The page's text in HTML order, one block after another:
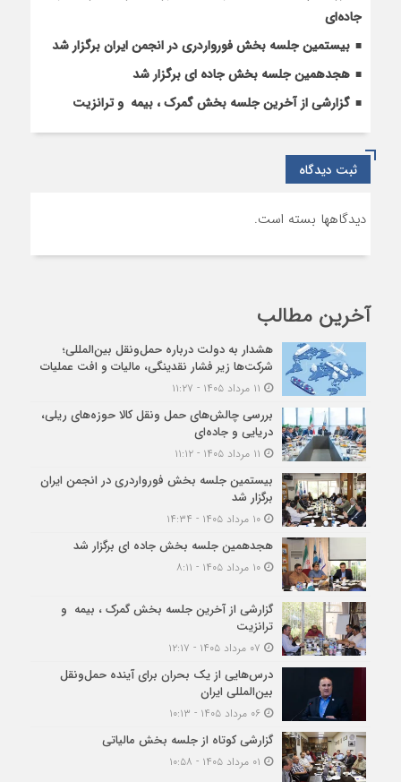
جاده‌ای
بیستمین جلسه بخش فورواردری در انجمن ایران برگزار شد
هجدهمین جلسه بخش جاده ای برگزار شد
گزارشی از آخرین جلسه بخش گمرک ، بیمه و ترانزیت
ثبت دیدگاه
دیدگاهها بسته است.
آخرین مطالب
هشدار به دولت درباره حمل‌ونقل بین‌المللی؛
شرکت‌ها زیر فشار نقدینگی، مالیات و افت عملیات
بررسی چالش‌های حمل ونقل کالا حوزه‌های ریلی،
دریایی و جاده‌ای
بیستمین جلسه بخش فورواردری در انجمن ایران
برگزار شد
۱۰ مرداد ۱۴۰۵ - ۱۴:۳۴
هجدهمین جلسه بخش جاده ای برگزار شد
۱۰ مرداد ۱۴۰۵ - ۸:۱۱
گزارشی از آخرین جلسه بخش گمرک ، بیمه و
ترانزیت
درس‌هایی از یک بحران برای آینده حمل‌ونقل
بین‌المللی ایران
گزارشی کوتاه از جلسه بخش مالیاتی